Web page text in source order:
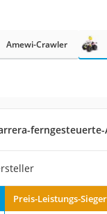
15–36 kg
Ferngesteuerter
Amewi-Crawler
Preis-Leistungs-Sieger